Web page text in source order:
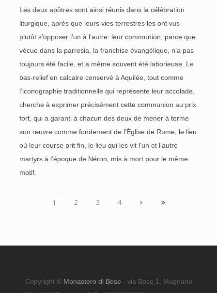
Les deux apôtres sont ainsi réunis dans la célébration
liturgique, après que leurs vies terrestres les ont vus
plutôt s’opposer l’un à l’autre: leur communion, parce que
vécue dans la parresia, la franchise évangélique, n’a pas
toujours été facile, et a même souvent été laborieuse. Le
bas-relief en calcaire conservé à Aquilée, tout comme
l’iconographie traditionnelle qui représente leur accolade,
cherche à exprimer précisément cette communion au prix
fort, qui a garanti à chacun des deux de mener à terme
son œuvre comme fondement de l’Église de Rome, le lieu
où leur course prit fin, le lieu qui les vit l’un et l’autre
martyrs à l’époque de Néron, mis à mort pour le même
motif.
1 2 3 4
Copyright © Monastero di Bose - via Bose 1, Magnano